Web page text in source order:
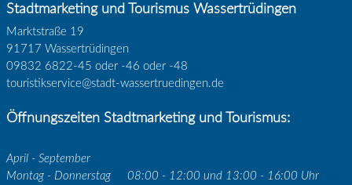
Stadtmarketing und Tourismus Wassertrüdingen
Marktstraße 19
91717 Wassertrüdingen
09832 6822-45 oder -46 oder -48
touristikservice@stadt-wassertruedingen.de
Öffnungszeiten Stadtmarketing und Tourismus:
April - September
Montag - Donnerstag
08:00 - 12:00 und 13:00 - 16:00 Uhr